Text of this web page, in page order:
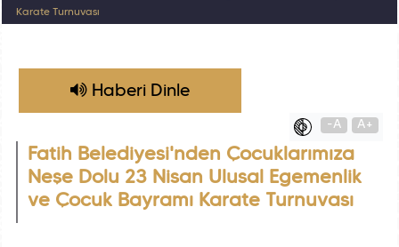
Karate Turnuvası
Haberi Dinle
-A A+
Fatih Belediyesi'nden Çocuklarımıza
Neşe Dolu 23 Nisan Ulusal Egemenlik
ve Çocuk Bayramı Karate Turnuvası